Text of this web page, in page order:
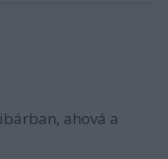
ahová a